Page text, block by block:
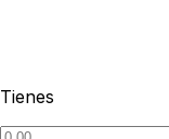
Tienes